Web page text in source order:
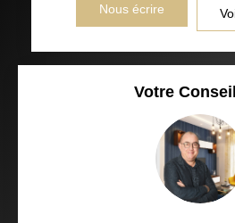
Nous écrire
Votre